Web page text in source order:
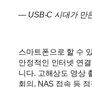
— USB-C 시대가 만
스마트폰으로 할 수
안정적인 인터넷 연
니다. 고해상도 영상
회의, NAS 접속 등